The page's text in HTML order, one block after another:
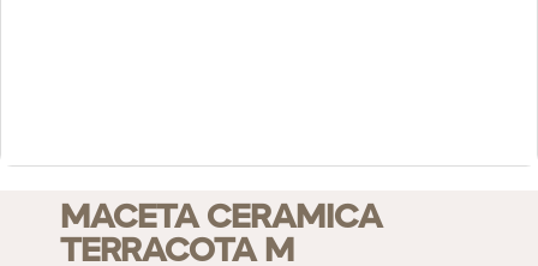
MACETA CERAMICA
TERRACOTA M